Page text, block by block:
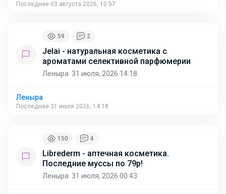
Последнее 03 августа 2026, 10:57
59 2
Jelai - натуральная косметика с
ароматами селективной парфюмерии
Леныра 31 июля, 2026 14:18
Леныра
Последнее 31 июля 2026, 14:18
150 4
Librederm - аптечная косметика.
Последние муссы по 79р!
Леныра 31 июля, 2026 00:43